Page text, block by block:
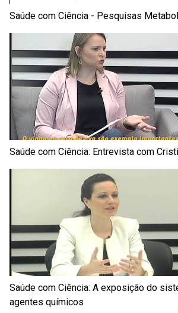
Saúde com Ciência - Pesquisas
Saúde com Ciência: Entrevista com
Saúde com Ciência: A exposição do
agentes químicos